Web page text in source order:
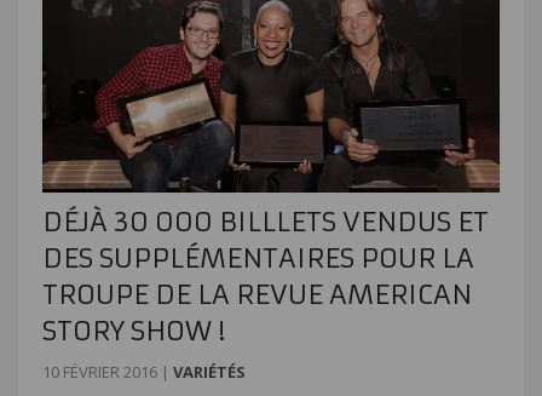
DÉJÀ 30 000 BILLLETS VENDUS ET
DES SUPPLÉMENTAIRES POUR LA
TROUPE DE LA REVUE AMERICAN
STORY SHOW !
10 FÉVRIER 2016 | VARIÉTÉS